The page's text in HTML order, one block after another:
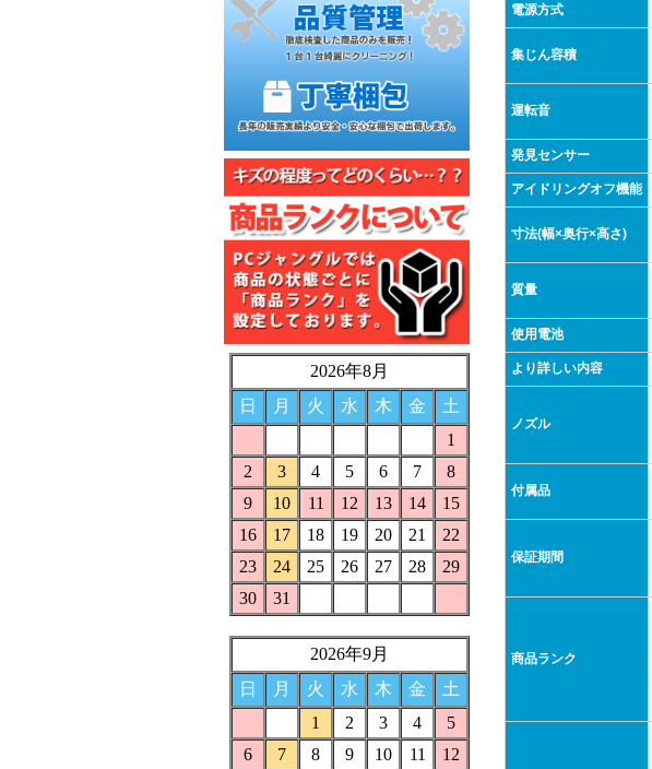
電源方式
集じん容積
運転音
発見センサー
アイドリングオフ機能
寸法(幅×奥行×高さ)
質量
使用電池
より詳しい内容
ノズル
付属品
保証期間
商品ランク